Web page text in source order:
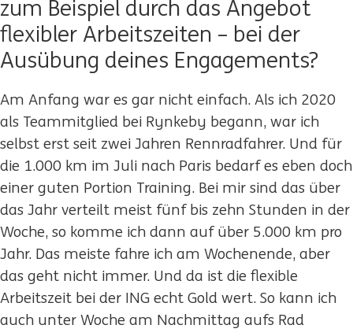
zum Beispiel durch das Angebot
flexibler Arbeitszeiten – bei der
Ausübung deines Engagements?
Am Anfang war es gar nicht einfach. Als ich 2020
als Teammitglied bei Rynkeby begann, war ich
selbst erst seit zwei Jahren Rennradfahrer. Und für
die 1.000 km im Juli nach Paris bedarf es eben doch
einer guten Portion Training. Bei mir sind das über
das Jahr verteilt meist fünf bis zehn Stunden in der
Woche, so komme ich dann auf über 5.000 km pro
Jahr. Das meiste fahre ich am Wochenende, aber
das geht nicht immer. Und da ist die flexible
Arbeitszeit bei der ING echt Gold wert. So kann ich
auch unter Woche am Nachmittag aufs Rad